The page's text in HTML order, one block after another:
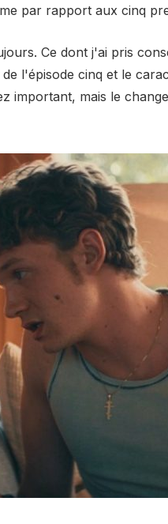
par rapport aux cinq
Ce dont j'ai pris
l'épisode cinq et le
important, mais le